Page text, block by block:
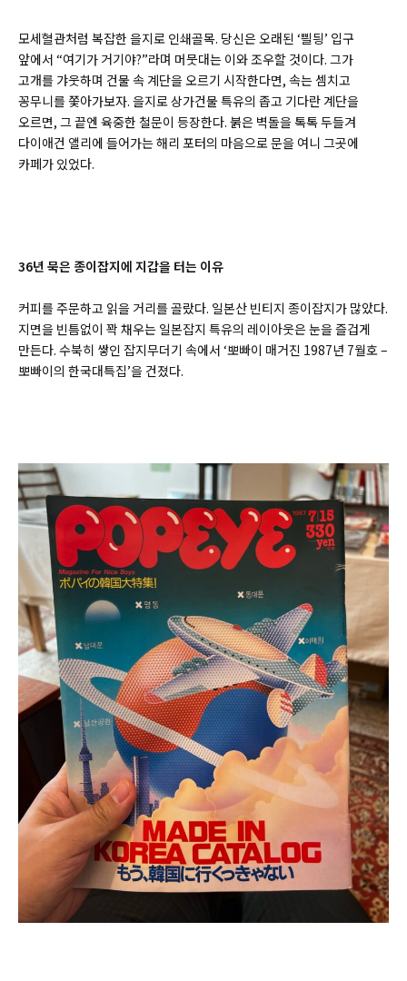
모세혈관처럼 복잡한 을지로 인쇄골목. 당신은 오래된 ‘쁼딍’ 입구
앞에서 “여기가 거기야?”라며 머뭇대는 이와 조우할 것이다. 그가
고개를 갸웃하며 건물 속 계단을 오르기 시작한다면, 속는 셈치고
꽁무니를 쫓아가보자. 을지로 상가건물 특유의 좁고 기다란 계단을
오르면, 그 끝엔 육중한 철문이 등장한다. 붉은 벽돌을 톡톡 두들겨
다이애건 앨리에 들어가는 해리 포터의 마음으로 문을 여니 그곳에
카페가 있었다.
36년 묵은 종이잡지에 지갑을 터는 이유
커피를 주문하고 읽을 거리를 골랐다. 일본산 빈티지 종이잡지가 많았다.
지면을 빈틈없이 꽉 채우는 일본잡지 특유의 레이아웃은 눈을 즐겁게
만든다. 수북히 쌓인 잡지무더기 속에서 ‘뽀빠이 매거진 1987년 7월호 –
뽀빠이의 한국대특집’을 건졌다.